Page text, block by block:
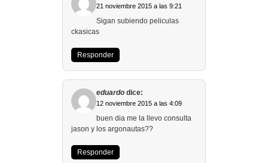
21 noviembre 2015 a las 9:21
Sigan subiendo peliculas
ckasicas
Responder
eduardo dice:
12 noviembre 2015 a las 4:09
buen dia me la llevo consulta
jason y los argonautas??
Responder